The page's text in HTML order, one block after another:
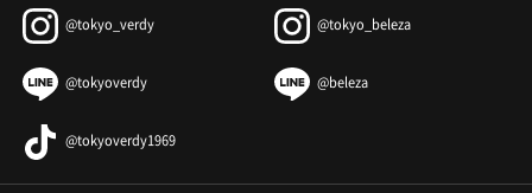
@tokyo_verdy @tokyo_beleza
@tokyoverdy @beleza
@tokyoverdy1969